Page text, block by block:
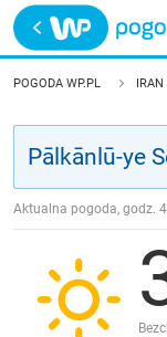
Trwa ładowanie
POLSKA
JAKOŚĆ POWIETRZA
POGODA WP.PL IRAN
Aktualna pogoda, godz.